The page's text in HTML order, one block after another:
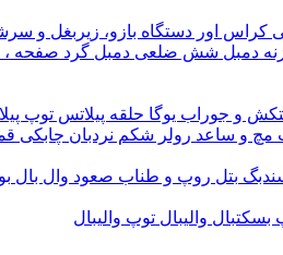
کراس اور دستگاه بازو، زیربغل و
دمبل شش ضلعی دمبل گرد صفحه ،
و جوراب یوگا حلقه پیلاتس توپ
مچ و ساعد رولر شکم نردبان چابکی
بتل روپ و طناب صعود وال بال
بسکتبال والیبال توپ والیبال